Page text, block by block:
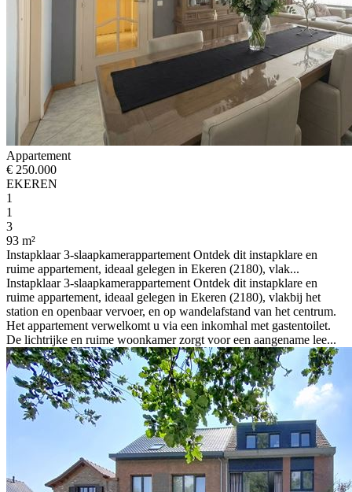
Appartement
€ 250.000
EKEREN
1
1
3
93 m²
Instapklaar 3-slaapkamerappartement Ontdek dit instapklare en
ruime appartement, ideaal gelegen in Ekeren (2180), vlak...
Instapklaar 3-slaapkamerappartement Ontdek dit instapklare en
ruime appartement, ideaal gelegen in Ekeren (2180), vlakbij het
station en openbaar vervoer, en op wandelafstand van het centrum.
Het appartement verwelkomt u via een inkomhal met gastentoilet.
De lichtrijke en ruime woonkamer zorgt voor een aangename lee...